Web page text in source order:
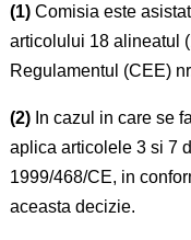
(1)Comisia este
articolului 18 alineatul
Regulamentul (CEE)
(2)In cazul in care se
aplica articolele 3 si 7
1999/468/CE, in
aceasta decizie.